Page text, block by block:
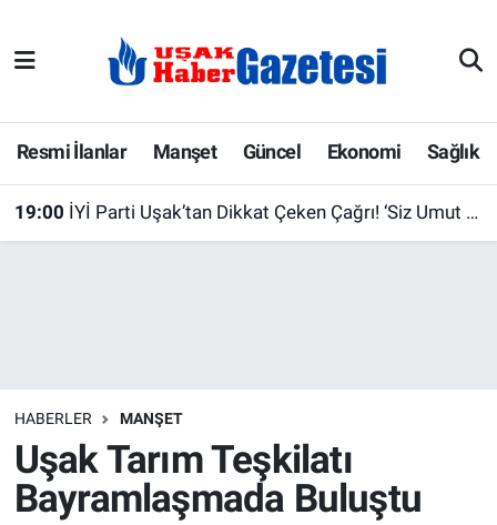
Resmi İlanlar Manşet Güncel Ekonomi Sağlık
19:00 İYİ Parti Uşak’tan Dikkat Çeken Çağrı! ‘Siz Umut Hakkı İsteyenlerle, Biz Aziz Türk Milleti ile Kol Kola”
HABERLER MANŞET
Uşak Tarım Teşkilatı
Bayramlaşmada Buluştu
E-Gazete
Ekonomi
Gazete İlanları
Köşe Yazarları
Kültür Sanat
Uşak Hava Durumu
Uşak Trafik Yoğunluk Haritası
Süper Lig Puan Durumu ve Fikstür